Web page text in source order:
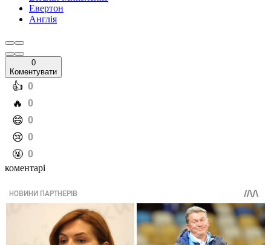
Евертон
Англія
0
Коментувати
️👍 0
️🔥 0
️😄 0
️😢 0
️🤬 0
коментарі